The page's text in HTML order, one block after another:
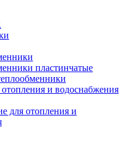
пластинчатые
и водоснабжения
для отопления и